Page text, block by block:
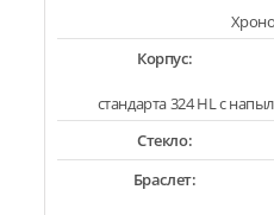
Корпус:
стандарта 324 HL с
Стекло:
Браслет: